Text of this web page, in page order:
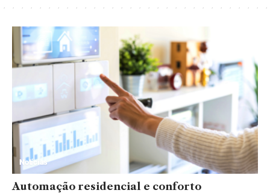
Notícias
Automação residencial e conforto